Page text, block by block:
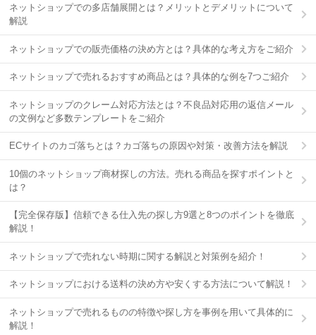
ネットショップでの多店舗展開とは？メリットとデメリットについて
解説
ネットショップでの販売価格の決め方とは？具体的な考え方をご紹介
ネットショップで売れるおすすめ商品とは？具体的な例を7つご紹介
ネットショップのクレーム対応方法とは？不良品対応用の返信メール
の文例など多数テンプレートをご紹介
ECサイトのカゴ落ちとは？カゴ落ちの原因や対策・改善方法を解説
10個のネットショップ商材探しの方法。売れる商品を探すポイントと
は？
【完全保存版】信頼できる仕入先の探し方9選と8つのポイントを徹底
解説！
ネットショップで売れない時期に関する解説と対策例を紹介！
ネットショップにおける送料の決め方や安くする方法について解説！
ネットショップで売れるものの特徴や探し方を事例を用いて具体的に
解説！